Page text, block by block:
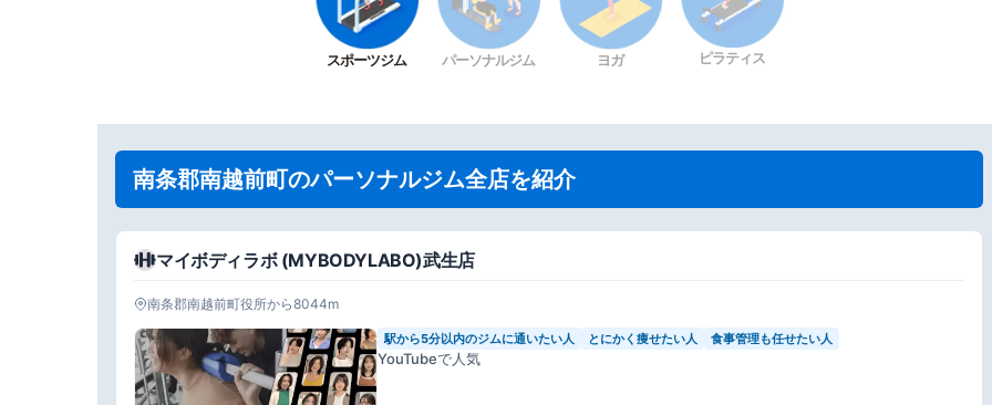
スポーツジム パーソナルジム ヨガ ピラティス
南条郡南越前町のパーソナルジム全店を紹介
マイボディラボ (MYBODYLABO)武生店
南条郡南越前町役所から8044m
駅から5分以内のジムに通いたい人 とにかく痩せたい人 食事管理も任せたい人
YouTubeで人気